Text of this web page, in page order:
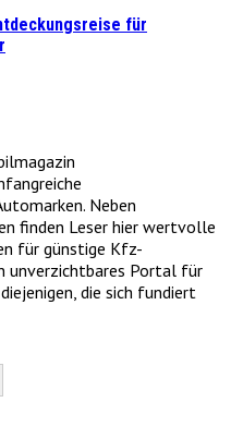
für
Neben
finden Leser hier wertvolle
für günstige Kfz-
unverzichtbares Portal für
die sich fundiert